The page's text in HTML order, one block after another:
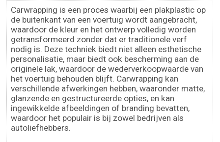
Carwrapping is een proces waarbij een plakplastic op
de buitenkant van een voertuig wordt aangebracht,
waardoor de kleur en het ontwerp volledig worden
getransformeerd zonder dat er traditionele verf
nodig is. Deze techniek biedt niet alleen esthetische
personalisatie, maar biedt ook bescherming aan de
originele lak, waardoor de wederverkoopwaarde van
het voertuig behouden blijft. Carwrapping kan
verschillende afwerkingen hebben, waaronder matte,
glanzende en gestructureerde opties, en kan
ingewikkelde afbeeldingen of branding bevatten,
waardoor het populair is bij zowel bedrijven als
autoliefhebbers.